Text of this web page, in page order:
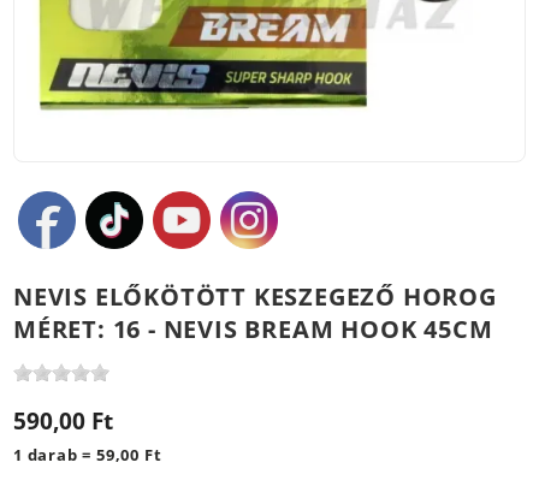
NEVIS ELŐKÖTÖTT KESZEGEZŐ HOROG
MÉRET: 16 - NEVIS BREAM HOOK 45CM
590,00 Ft
1 darab = 59,00 Ft